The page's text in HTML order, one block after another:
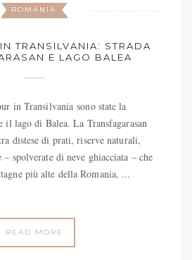
ROMANIA
TRANSILVANIA: STRADA
E LAGO BALEA
in Transilvania sono state la
il lago di Balea. La Transfagarasan
distese di prati, riserve naturali,
spolverate di neve ghiacciata – che
più alte della Romania, ...
READ MORE